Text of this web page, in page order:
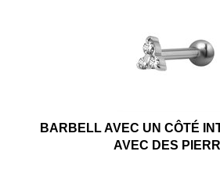
BARBELL AVEC UN CÔTÉ
AVEC DES